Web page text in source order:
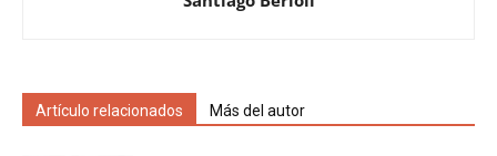
Artículo relacionados Más del autor